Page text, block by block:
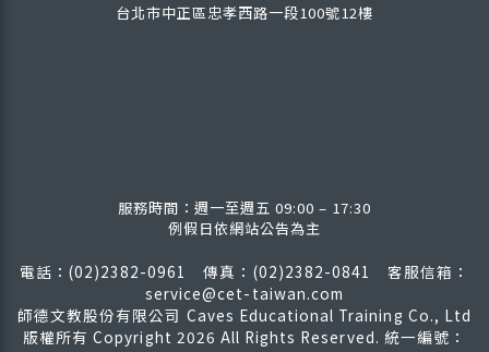
台北市中正區忠孝西路一段100號12樓
服務時間：週一至週五 09:00 – 17:30
例假日依網站公告為主
電話：(02)2382-0961 傳真：(02)2382-0841客服信箱：
service@cet-taiwan.com
師德文教股份有限公司 Caves Educational Training Co., Ltd
版權所有 Copyright 2026 All Rights Reserved. 統一編號：